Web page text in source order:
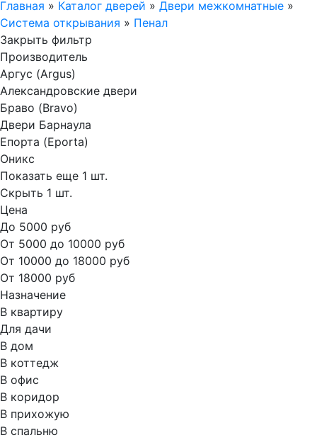
Главная » Каталог дверей » Двери межкомнатные »
Система открывания » Пенал
Закрыть фильтр
Производитель
Аргус (Argus)
Александровские двери
Браво (Bravo)
Двери Барнаула
Епорта (Eporta)
Оникс
Показать еще 1 шт.
Скрыть 1 шт.
Цена
До 5000 руб
От 5000 до 10000 руб
От 10000 до 18000 руб
От 18000 руб
Назначение
В квартиру
Для дачи
В дом
В коттедж
В офис
В коридор
В прихожую
В спальню